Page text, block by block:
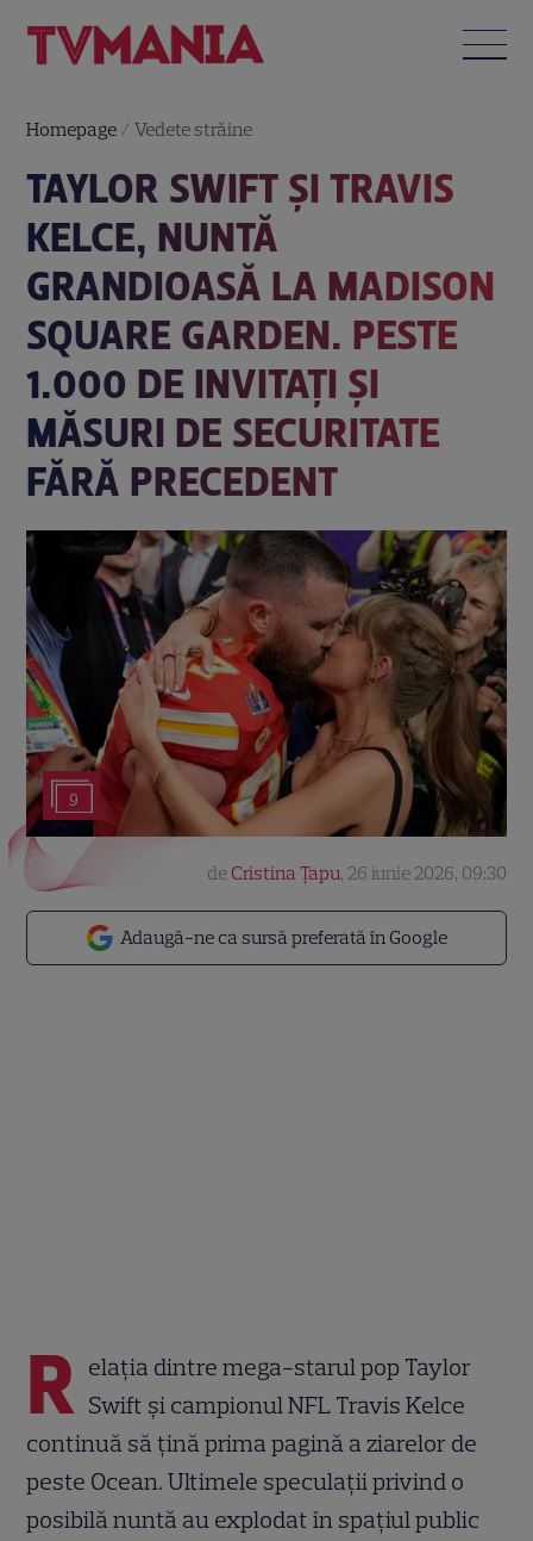
Homepage /Vedete străine
TAYLOR SWIFT ȘI TRAVIS
KELCE, NUNTĂ
GRANDIOASĂ LA MADISON
SQUARE GARDEN. PESTE
1.000 DE INVITAȚI ȘI
MĂSURI DE SECURITATE
FĂRĂ PRECEDENT
9
Adaugă-ne ca sursă preferată în Google
de Cristina Țapu, 26 iunie 2026, 09:30
R elația dintre mega-starul pop Taylor
Swift și campionul NFL Travis Kelce
continuă să țină prima pagină a ziarelor de
peste Ocean. Ultimele speculații privind o
posibilă nuntă au explodat în spațiul public